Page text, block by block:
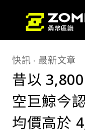
快訊 最新文章
昔以
空巨鯨今
均價高於